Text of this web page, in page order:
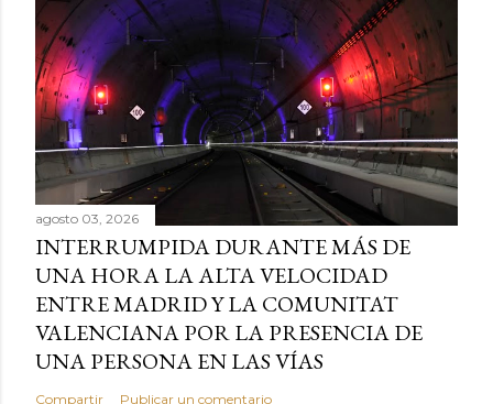
agosto 03, 2026
INTERRUMPIDA DURANTE MÁS DE
UNA HORA LA ALTA VELOCIDAD
ENTRE MADRID Y LA COMUNITAT
VALENCIANA POR LA PRESENCIA DE
UNA PERSONA EN LAS VÍAS
Compartir Publicar un comentario